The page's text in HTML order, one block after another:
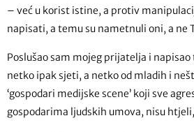
– već u korist istine, a protiv
napisati, a temu su nametnuli oni, a ne
Poslušao sam mojeg prijatelja i napisao
netko ipak sjeti, a netko od mladih i
‘gospodari medijske scene’ koji sve
gospodarima ljudskih umova, nisu